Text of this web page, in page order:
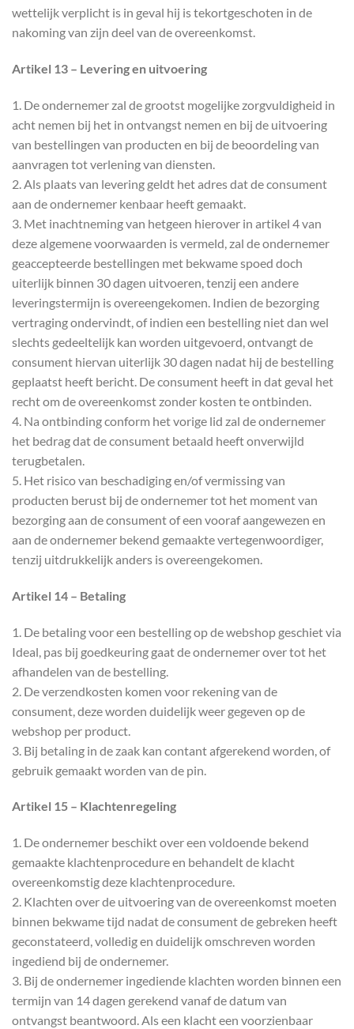
wettelijk verplicht is in geval hij is tekortgeschoten in de
nakoming van zijn deel van de overeenkomst.
Artikel 13 – Levering en uitvoering
1. De ondernemer zal de grootst mogelijke zorgvuldigheid in
acht nemen bij het in ontvangst nemen en bij de uitvoering
van bestellingen van producten en bij de beoordeling van
aanvragen tot verlening van diensten.
2. Als plaats van levering geldt het adres dat de consument
aan de ondernemer kenbaar heeft gemaakt.
3. Met inachtneming van hetgeen hierover in artikel 4 van
deze algemene voorwaarden is vermeld, zal de ondernemer
geaccepteerde bestellingen met bekwame spoed doch
uiterlijk binnen 30 dagen uitvoeren, tenzij een andere
leveringstermijn is overeengekomen. Indien de bezorging
vertraging ondervindt, of indien een bestelling niet dan wel
slechts gedeeltelijk kan worden uitgevoerd, ontvangt de
consument hiervan uiterlijk 30 dagen nadat hij de bestelling
geplaatst heeft bericht. De consument heeft in dat geval het
recht om de overeenkomst zonder kosten te ontbinden.
4. Na ontbinding conform het vorige lid zal de ondernemer
het bedrag dat de consument betaald heeft onverwijld
terugbetalen.
5. Het risico van beschadiging en/of vermissing van
producten berust bij de ondernemer tot het moment van
bezorging aan de consument of een vooraf aangewezen en
aan de ondernemer bekend gemaakte vertegenwoordiger,
tenzij uitdrukkelijk anders is overeengekomen.
Artikel 14 – Betaling
1. De betaling voor een bestelling op de webshop geschiet via
Ideal, pas bij goedkeuring gaat de ondernemer over tot het
afhandelen van de bestelling.
2. De verzendkosten komen voor rekening van de
consument, deze worden duidelijk weer gegeven op de
webshop per product.
3. Bij betaling in de zaak kan contant afgerekend worden, of
gebruik gemaakt worden van de pin.
Artikel 15 – Klachtenregeling
1. De ondernemer beschikt over een voldoende bekend
gemaakte klachtenprocedure en behandelt de klacht
overeenkomstig deze klachtenprocedure.
2. Klachten over de uitvoering van de overeenkomst moeten
binnen bekwame tijd nadat de consument de gebreken heeft
geconstateerd, volledig en duidelijk omschreven worden
ingediend bij de ondernemer.
3. Bij de ondernemer ingediende klachten worden binnen een
termijn van 14 dagen gerekend vanaf de datum van
ontvangst beantwoord. Als een klacht een voorzienbaar